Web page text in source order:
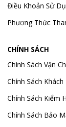
Điều Khoản Sử
Phương Thức
CHÍNH SÁCH
Chính Sách Vận
Chính Sách
Chính Sách Kiểm
Chính Sách Bảo